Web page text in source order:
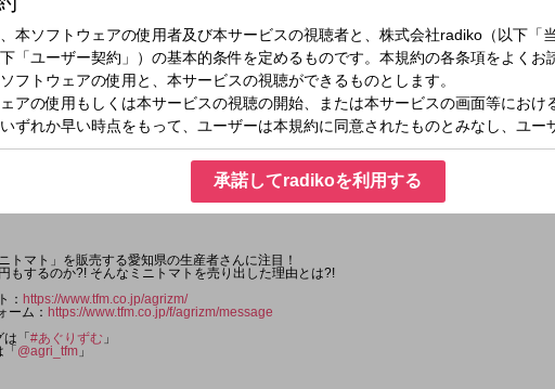
年12月8日（月）16:50～17:00
りずむ
トマト」を販売する愛知県の生産者さんに注目！
もするのか?! そんなミニトマトを売り出した理由とは?!
： https://www.tfm.co.jp/agrizm/
ーム： https://www.tfm.co.jp/f/agrizm/message
「 #あぐりずむ 」
@agri_tfm 」
承諾してradikoを利用する